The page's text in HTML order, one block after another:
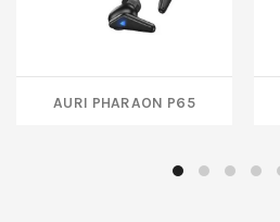
AURI PHARAON P65